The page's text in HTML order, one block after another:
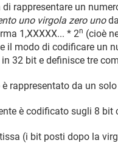
rappresentare un
uno virgola zero uno
1,XXXXX... * 2n (cioè
il modo di codificare un
32 bit e definisce tre
è rappresentato da un
è codificato sugli 8 bit
(i bit posti dopo la